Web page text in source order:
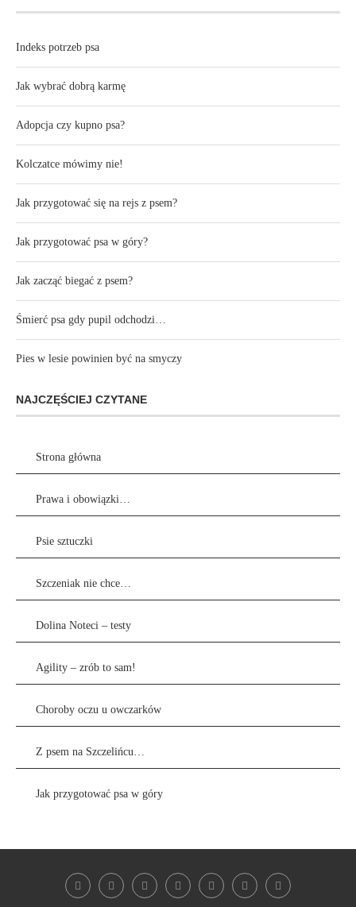
Indeks potrzeb psa
Jak wybrać dobrą karmę
Adopcja czy kupno psa?
Kolczatce mówimy nie!
Jak przygotować się na rejs z psem?
Jak przygotować psa w góry?
Jak zacząć biegać z psem?
Śmierć psa gdy pupil odchodzi…
Pies w lesie powinien być na smyczy
NAJCZĘŚCIEJ CZYTANE
Strona główna
Prawa i obowiązki…
Psie sztuczki
Szczeniak nie chce…
Dolina Noteci – testy
Agility – zrób to sam!
Choroby oczu u owczarków
Z psem na Szczelińcu…
Jak przygotować psa w góry